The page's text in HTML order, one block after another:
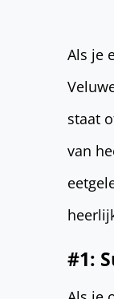
Als je
staat
van
#1: